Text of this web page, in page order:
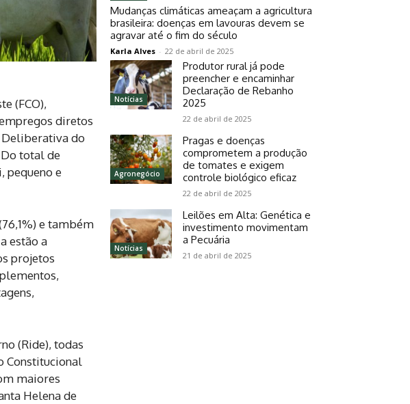
(FCO),
diretos
Deliberativa do
total de
pequeno e
e também
estão a
projetos
(Ride), todas
Constitucional
maiores
Helena de
Mudanças climáticas ameaçam a agricultura
brasileira: doenças em lavouras devem se
agravar até o fim do século
Karla Alves - 22 de abril de 2025
Notícias
Produtor rural já pode
preencher e encaminhar
Declaração de Rebanho
2025
22 de abril de 2025
Agronegócio
Pragas e doenças
comprometem a produção
de tomates e exigem
controle biológico eficaz
22 de abril de 2025
Notícias
Leilões em Alta: Genética e
investimento movimentam
a Pecuária
21 de abril de 2025